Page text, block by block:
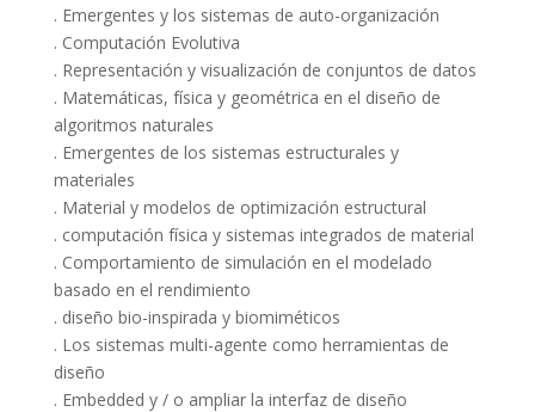
. Emergentes y los sistemas de auto-organización
. Computación Evolutiva
. Representación y visualización de conjuntos de datos
. Matemáticas, física y geométrica en el diseño de
algoritmos naturales
. Emergentes de los sistemas estructurales y
materiales
. Material y modelos de optimización estructural
. computación física y sistemas integrados de material
. Comportamiento de simulación en el modelado
basado en el rendimiento
. diseño bio-inspirada y biomiméticos
. Los sistemas multi-agente como herramientas de
diseño
. Embedded y / o ampliar la interfaz de diseño